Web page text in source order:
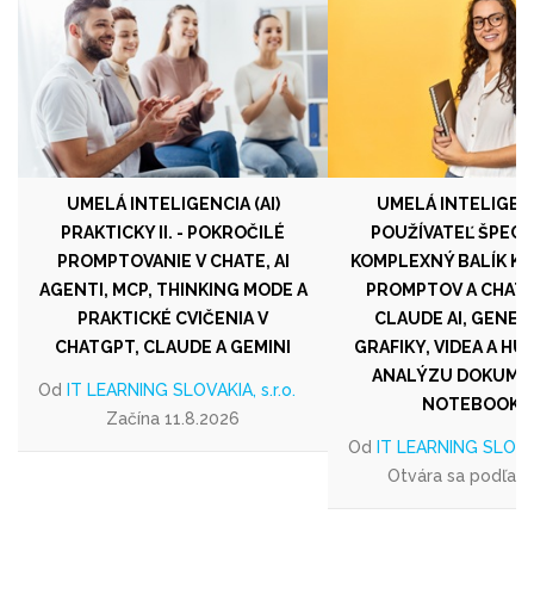
UMELÁ INTELIGENCIA (AI)
PRAKTICKY II. - POKROČILÉ
PROMPTOVANIE V CHATE, AI
AGENTI, MCP, THINKING MODE A
PRAKTICKÉ CVIČENIA V
CHATGPT, CLAUDE A GEMINI
Od IT LEARNING SLOVAKIA, s.r.o.
Začína 11.8.2026
UMELÁ
POUŽÍVATEĽ
KOMPLEXNÝ BALÍK
PROMPTOV A
CLAUDE AI,
GRAFIKY, VIDEA A
ANALÝZU
Od IT LEARNING
Otvára sa podľa